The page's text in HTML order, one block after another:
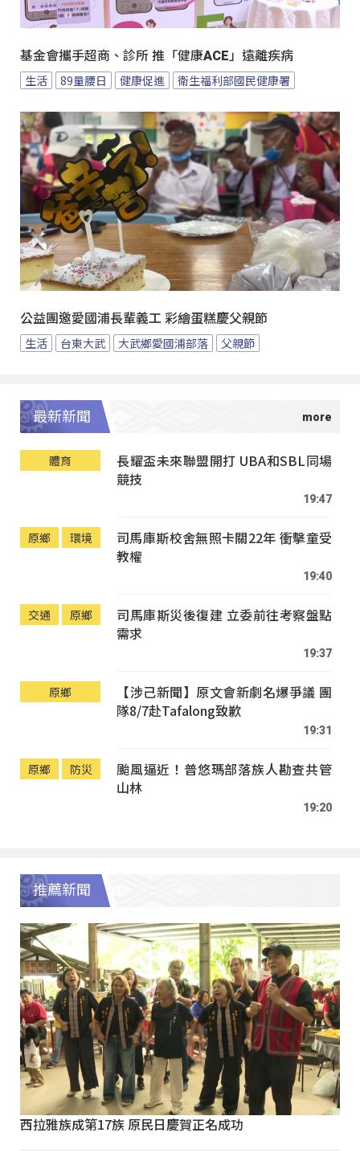
基金會攜手超商、診所 推「健康ACE」遠離疾病
生活 89量腰日 健康促進 衛生福利部國民健康署
公益團邀愛國浦長輩義工 彩繪蛋糕慶父親節
生活 台東大武 大武鄉愛國浦部落 父親節
最新新聞
體育
長耀盃未來聯盟開打 UBA和SBL同場
競技
19:47
原鄉 環境
司馬庫斯校舍無照卡關22年 衝擊童受
教權
19:40
交通 原鄉
司馬庫斯災後復建 立委前往考察盤點
需求
19:37
原鄉
【涉己新聞】原文會新劇名爆爭議 團
隊8/7赴Tafalong致歉
19:31
原鄉 防災
颱風逼近！普悠瑪部落族人勘查共管
山林
19:20
推薦新聞
西拉雅族成第17族 原民日慶賀正名成功